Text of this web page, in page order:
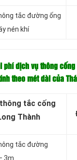
tắc đường ống
nén khí
phí dịch vụ thông cống
theo mét dài của
tắc cống
Thành
tắc đường
3m.